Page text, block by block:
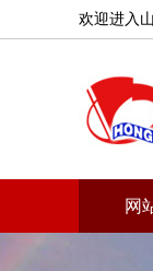
欢迎进入
网